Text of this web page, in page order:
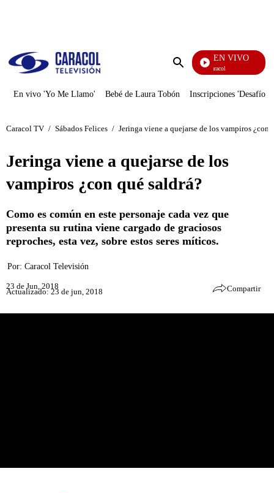
Enviar
EN VIVO
Noticias Caracol
En vivo 'Yo Me Llamo' Bebé de Laura Tobón Inscripciones 'Desafío'
Caracol TV / Sábados Felices / Jeringa viene a quejarse de los vampiros ¿con
Jeringa viene a quejarse de los
vampiros ¿con qué saldrá?
Como es común en este personaje cada vez que
presenta su rutina viene cargado de graciosos
reproches, esta vez, sobre estos seres míticos.
Por: Caracol Televisión
23 de Jun, 2018
Actualizado: 23 de jun, 2018 Compartir